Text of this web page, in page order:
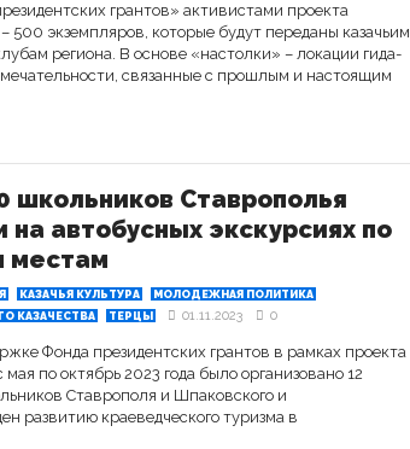
грантов» активистами проекта
экземпляров, которые будут переданы казачьим
региона. В основе «настолки» – локации гида-
связанные с прошлым и настоящим
школьников Ставрополья
на автобусных экскурсиях по
местам
КАЗАЧЬЯ КУЛЬТУРА
МОЛОДЕЖНАЯ ПОЛИТИКА
КАЗАЧЕСТВА
ТЕРЦЫ 01.11.2023 0
Фонда президентских грантов в рамках проекта
по октябрь 2023 года было организовано 12
Ставрополя и Шпаковского и
развитию краеведческого туризма в